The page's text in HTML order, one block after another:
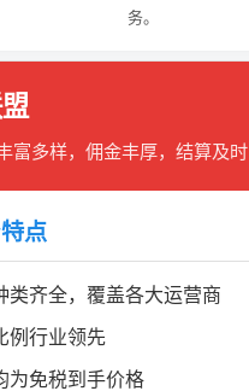
务。
富多样，佣金丰厚，结算及时
点
类齐全，覆盖各大运营商
例行业领先
为免税到手价格